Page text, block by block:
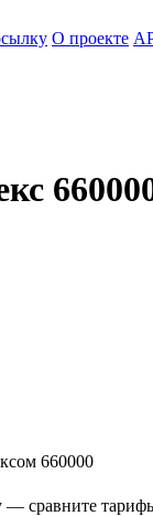
О проекте
660000
сравните